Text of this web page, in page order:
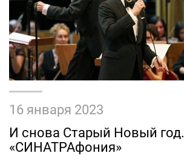
16 января 2023
И снова Старый Новый год.
«СИНАТРАфония»